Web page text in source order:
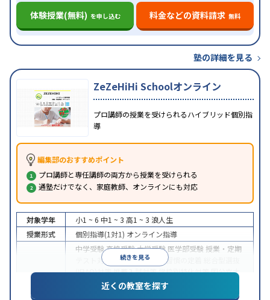
体験授業(無料) を申し込む 料金などの資料請求 無料
塾の詳細を見る
ZeZeHiHi Schoolオンライン
プロ講師の授業を受けられるハイブリッド個別指
導
編集部のおすすめポイント
プロ講師と専任講師の両方から授業を受けられる
通塾だけでなく、家庭教師、オンラインにも対応
続きを見る
対象学年 小1 ~ 6 中1 ~ 3 高1 ~ 3 浪人生
授業形式
個別指導(1対1) オンライン指導
中学受験高校受験大学受験 医学部受験 授業・定期
テスト対策
内申点対策 学習習慣の定着
(旧AO)対策推薦入試対策学校別特化対策国公立大
私大対策共通テスト対策
英語・英会話特化
近くの教室を探す